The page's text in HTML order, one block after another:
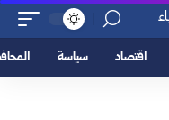
اقتصاد سياسة